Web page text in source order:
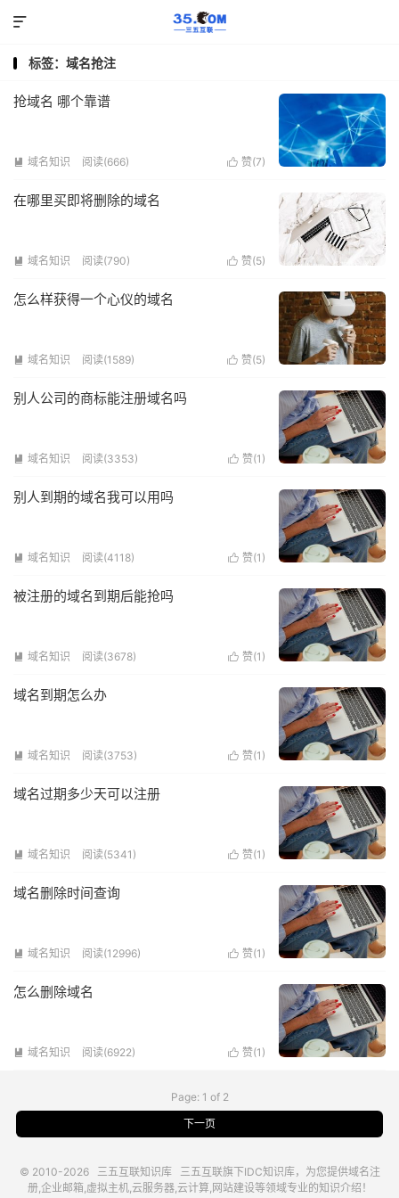

标签：域名抢注
抢域名 哪个靠谱
 域名知识 阅读(666)  赞(7)
在哪里买即将删除的域名
 域名知识 阅读(790)  赞(5)
怎么样获得一个心仪的域名
 域名知识 阅读(1589)  赞(5)
别人公司的商标能注册域名吗
 域名知识 阅读(3353)  赞(1 )
别人到期的域名我可以用吗
 域名知识 阅读(4118)  赞(1 )
被注册的域名到期后能抢吗
 域名知识 阅读(3678)  赞(1 )
域名到期怎么办
 域名知识 阅读(3753)  赞(1 )
域名过期多少天可以注册
 域名知识 阅读(5341)  赞(1 )
域名删除时间查询
 域名知识 阅读(12996)  赞(1 )
怎么删除域名
 域名知识 阅读(6922)  赞(1 )
Page: 1 of 2
下一页
© 2010-2026 三五互联知识库 三五互联旗下IDC知识库，为您提供域名注
册,企业邮箱,虚拟主机,云服务器,云计算,网站建设等领域专业的知识介绍！